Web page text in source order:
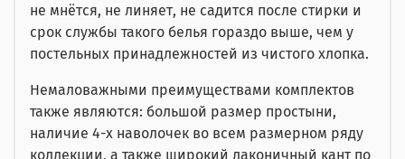
не мнётся, не линяет, не садится после стирки и
срок службы такого белья гораздо выше, чем у
постельных принадлежностей из чистого хлопка.
Немаловажными преимуществами комплектов
также являются: большой размер простыни,
наличие 4-х наволочек во всем размерном ряду
коллекции, а также широкий лаконичный кант по